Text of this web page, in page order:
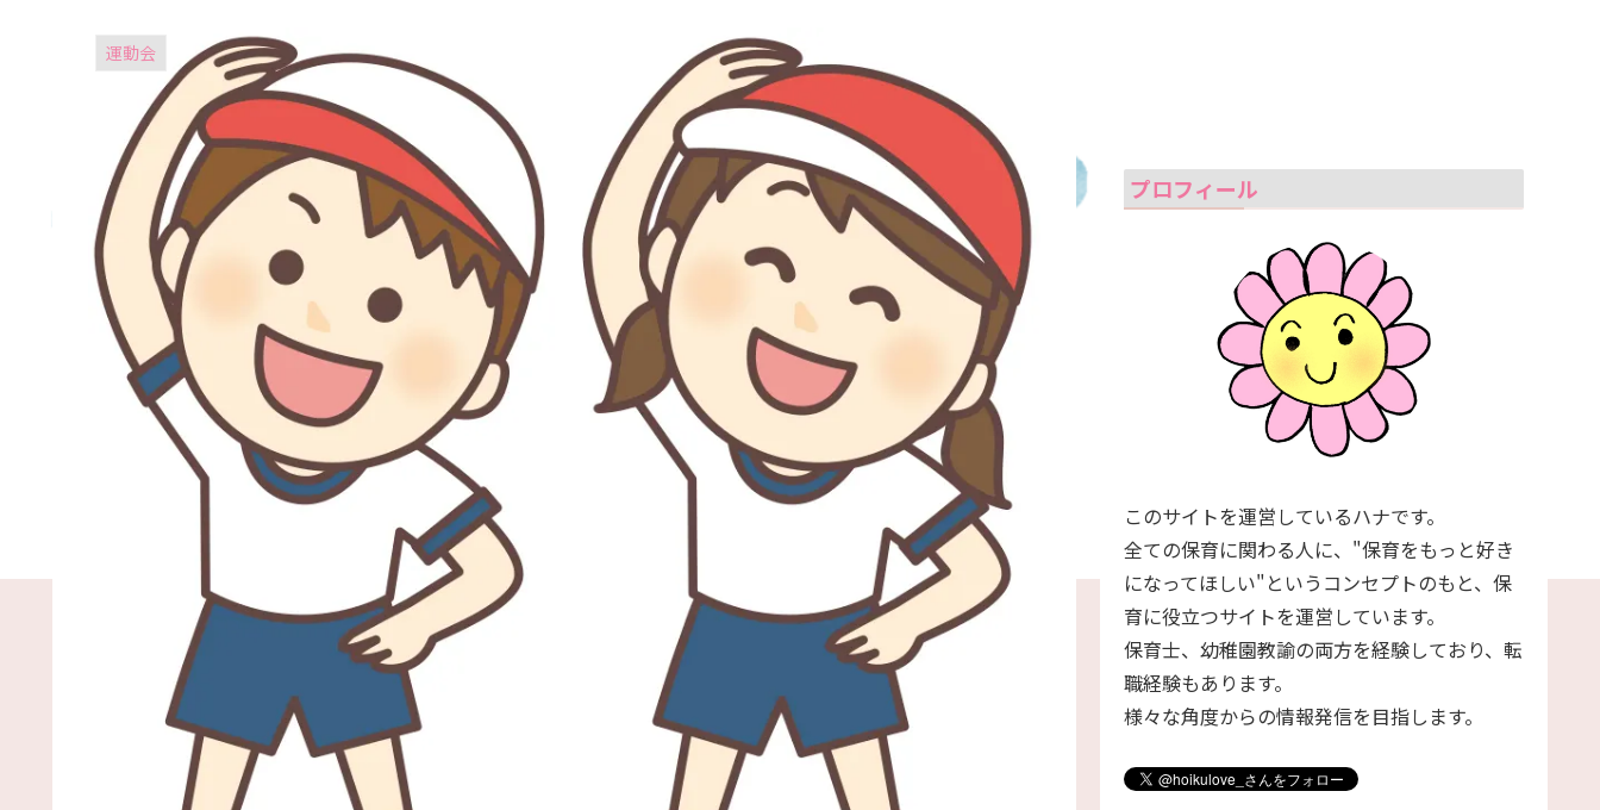
運動会
プロフィール
このサイトを運営しているハナです。
全ての保育に関わる人に、"保育をもっと好き
になってほしい"というコンセプトのもと、保
育に役立つサイトを運営しています。
保育士、幼稚園教諭の両方を経験しており、転
職経験もあります。
様々な角度からの情報発信を目指します。